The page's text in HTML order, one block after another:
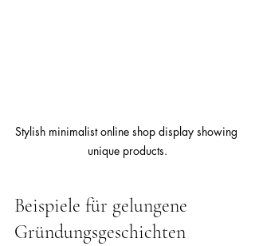
Stylish minimalist online shop display showing
unique products.
Beispiele für gelungene
Gründungsgeschichten